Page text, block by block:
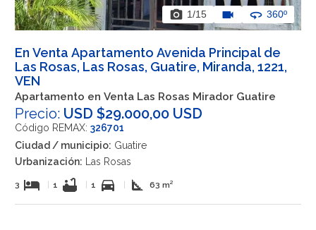
photo_camera 1/15 videocam 360 360º
En Venta Apartamento Avenida Principal de
Las Rosas, Las Rosas, Guatire, Miranda, 1221,
VEN
Apartamento en Venta Las Rosas Mirador Guatire
Precio: USD $29.000,00 USD
Código REMAX: 326701
Ciudad / municipio: Guatire
Urbanización: Las Rosas
3 hotel 1 bathtub 1 directions_car square_foot 63 m²